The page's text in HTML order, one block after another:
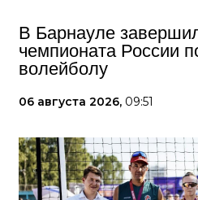
В Барнауле
чемпионата России
волейболу
06 августа 2026, 09:51